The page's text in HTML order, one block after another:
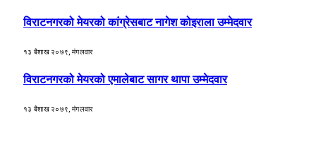
विराटनगरको मेयरको कांग्रेसबाट नागेश कोइराला उम्मेदवार
१३ बैशाख २०७९, मंगलवार
विराटनगरको मेयरको एमालेबाट सागर थापा उम्मेदवार
१३ बैशाख २०७९, मंगलवार